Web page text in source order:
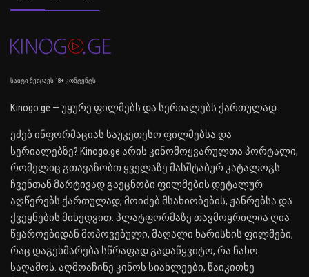
საიტი შეიცავს 18+ კონტენტს
Kinogo.ge — უყურე ფილმებს და სერიალებს ქართულად.
ეძებ ინფორმაციას საუკეთესო ფილმებსა და
სერიალებზე? Kinogo.ge არის კინომოყვარულთა პორტალი,
რომელიც გთავაზობთ ყველაზე მასშტაბურ კატალოგს.
ჩვენთან მარტივად გაეცნობი ფილმების დეტალურ
აღწერებს ქართულად, მოიძებ მსახიობების, ჟანრებსა და
ქვეყნების მიხედვით. პლატფორმაზე თავმოყრილია ღია
წყაროებიდან მოპოვებული, მაღალი ხარისხის ფილმები,
რაც დაგეხმარება სწრაფად გადაწყვიტო, რა ნახო
საღამოს. აღმოაჩინე კინოს სიახლეები, წაიკითხე